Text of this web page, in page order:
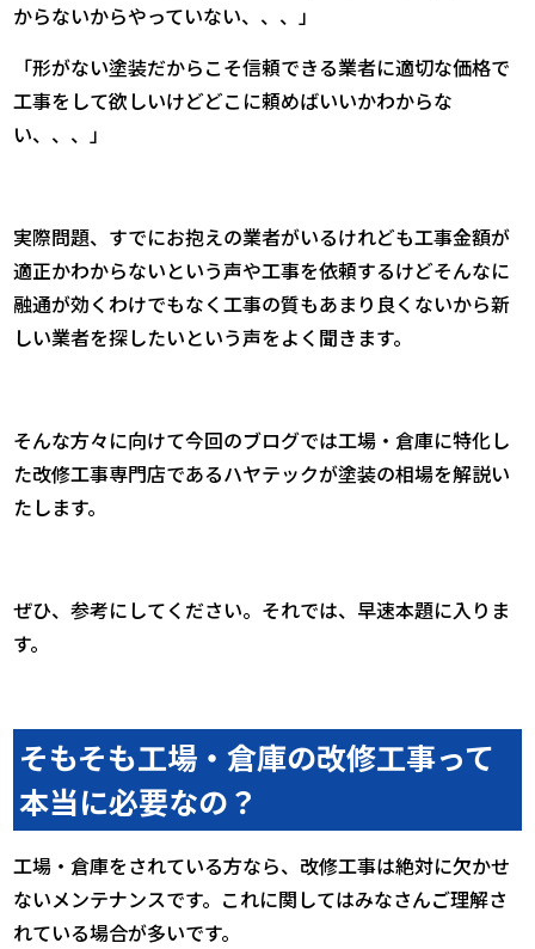
からないからやっていない、、、」
「形がない塗装だからこそ信頼できる業者に適切な価格で
工事をして欲しいけどどこに頼めばいいかわからな
い、、、」
実際問題、すでにお抱えの業者がいるけれども工事金額が
適正かわからないという声や工事を依頼するけどそんなに
融通が効くわけでもなく工事の質もあまり良くないから新
しい業者を探したいという声をよく聞きます。
そんな方々に向けて今回のブログでは工場・倉庫に特化し
た改修工事専門店であるハヤテックが塗装の相場を解説い
たします。
ぜひ、参考にしてください。それでは、早速本題に入りま
す。
そもそも工場・倉庫の改修工事って
本当に必要なの？
工場・倉庫をされている方なら、改修工事は絶対に欠かせ
ないメンテナンスです。これに関してはみなさんご理解さ
れている場合が多いです。